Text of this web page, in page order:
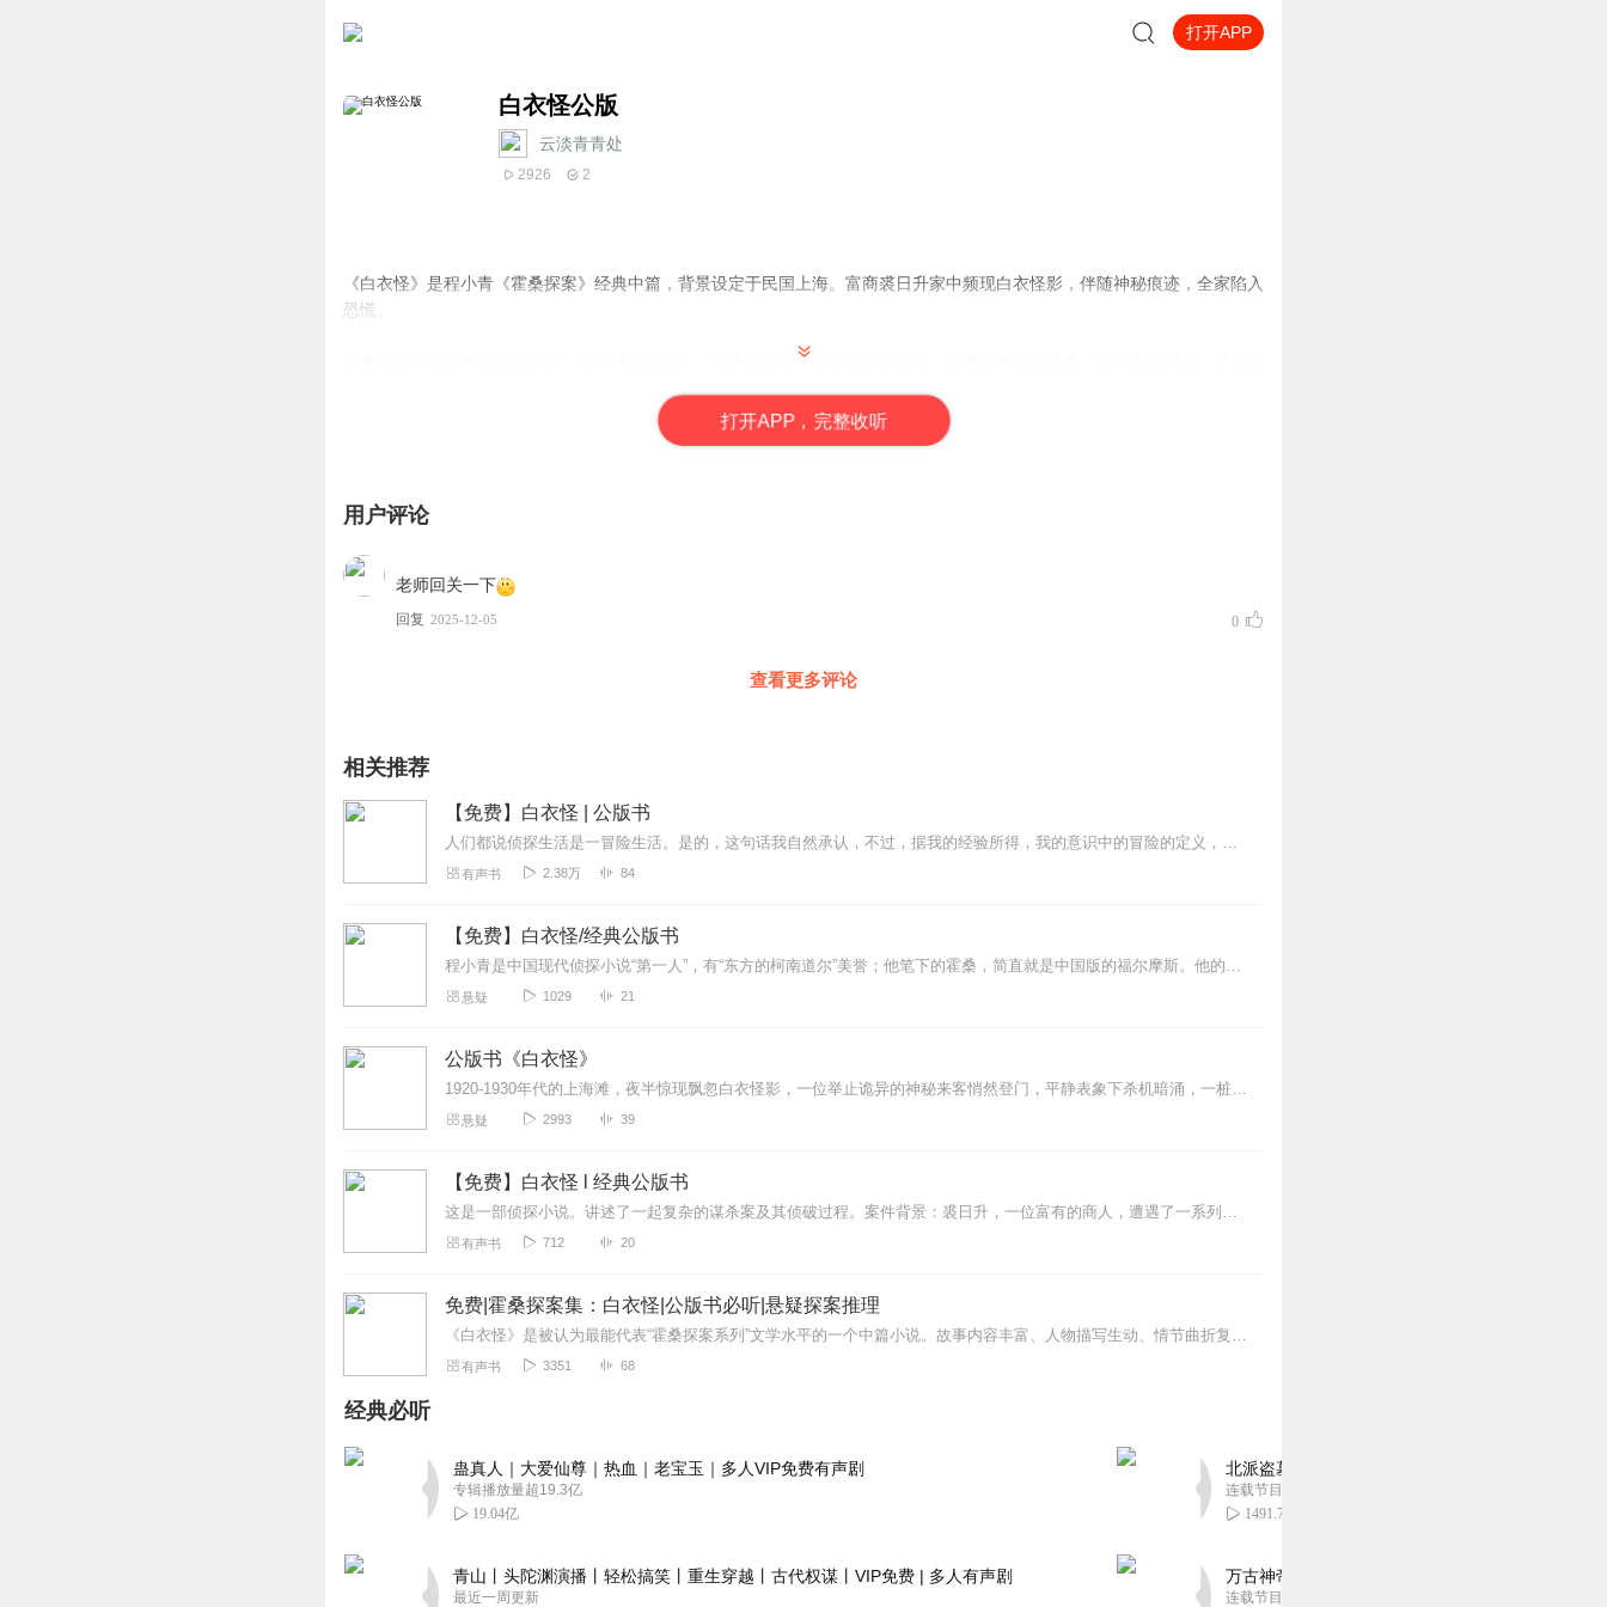
打开APP
白衣怪公版
云淡青青处
2926 2
《白衣怪》是程小青《霍桑探案》经典中篇，背景设定于民国上海。富商裘日升家中频现白衣怪影，伴随神秘痕迹，全家陷入
恐慌。
霍桑与助手包朗受邀调查之际，裘日升离奇身亡，法医鉴定为受惊引发心脏衰竭。霍桑拨开鬼神迷雾，深挖家族纠葛，发现白
真相是裘日升侄儿裘海峰为报父仇（其父遭裘日升陷害致死），借扮鬼寻证，意外导致裘日升受惊殒命。最终霍桑凭缜密推理
打开APP，完整收听
用户评论
老师回关一下
回复 2025-12-05 0
查看更多评论
相关推荐
【免费】白衣怪 | 公版书
人们都说侦探生活是一冒险生活。是的，这句话我自然承认，不过，据我的经验所得，我的意识中的冒险的定义，也许和一般人的有些差别。我觉得在侦探生活的冒险之中，往往使人...
有声书 2.38万 84
【免费】白衣怪/经典公版书
程小青是中国现代侦探小说“第一人”，有“东方的柯南道尔”美誉；他笔下的霍桑，简直就是中国版的福尔摩斯。他的作品《白衣怪》内容扑朔迷离，情节曲折跌宕，人物刻画生动...
悬疑 1029 21
公版书《白衣怪》
1920-1930年代的上海滩，夜半惊现飘忽白衣怪影，一位举止诡异的神秘来客悄然登门，平静表象下杀机暗涌，一桩桩离奇诡案就此拉开序幕。
悬疑 2993 39
【免费】白衣怪 l 经典公版书
这是一部侦探小说。讲述了一起复杂的谋杀案及其侦破过程。案件背景：裘日升，一位富有的商人，遭遇了一系列神秘事件，包括家中出现白色怪物的传闻，自己最终惨遭谋杀。侦探...
有声书 712 20
免费|霍桑探案集：白衣怪|公版书必听|悬疑探案推理
《白衣怪》是被认为最能代表“霍桑探案系列”文学水平的一个中篇小说。故事内容丰富、人物描写生动、情节曲折复杂，是中国近现代侦探小说的杰出作品。作者程小青，是中国现...
有声书 3351 68
经典必听
蛊真人｜大爱仙尊｜热血｜老宝玉｜多人VIP免费有声剧
专辑播放量超19.3亿
19.04亿
青山丨头陀渊演播丨轻松搞笑丨重生穿越丨古代权谋丨VIP免费 | 多人有声剧
最近一周更新
北派盗墓笔记丨头陀渊出品丨悬疑灵异丨摸金校尉
连载节目超四百集
1491.70万
万古神帝丨玄幻丨热血丨紫襟团队演播丨多人有声
连载节目超二百集